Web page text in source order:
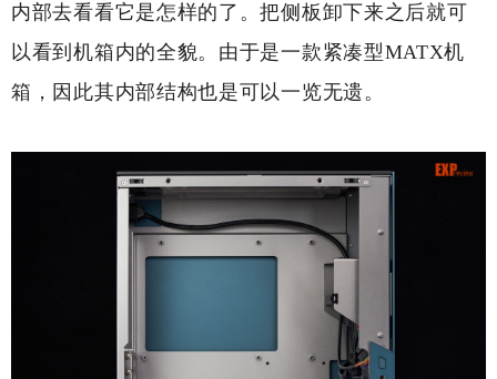
内部去看看它是怎样的了。把侧板卸下来之后就可
以看到机箱内的全貌。由于是一款紧凑型MATX机
箱，因此其内部结构也是可以一览无遗。